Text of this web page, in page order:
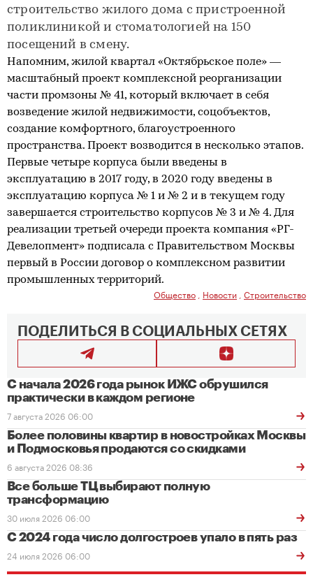
строительство жилого дома с пристроенной
поликлиникой и стоматологией на 150
посещений в смену.
Напомним, жилой квартал «Октябрьское поле» —
масштабный проект комплексной реорганизации
части промзоны № 41, который включает в себя
возведение жилой недвижимости, соцобъектов,
создание комфортного, благоустроенного
пространства. Проект возводится в несколько этапов.
Первые четыре корпуса были введены в
эксплуатацию в 2017 году, в 2020 году введены в
эксплуатацию корпуса № 1 и № 2 и в текущем году
завершается строительство корпусов № 3 и № 4. Для
реализации третьей очереди проекта компания «РГ-
Девелопмент» подписала с Правительством Москвы
первый в России договор о комплексном развитии
промышленных территорий.
Общество Новости Строительство
ПОДЕЛИТЬСЯ В СОЦИАЛЬНЫХ СЕТЯХ
С начала 2026 года рынок ИЖС обрушился
практически в каждом регионе
7 августа 2026 06:00
Более половины квартир в новостройках Москвы
и Подмосковья продаются со скидками
6 августа 2026 08:36
Все больше ТЦ выбирают полную
трансформацию
30 июля 2026 06:00
С 2024 года число долгостроев упало в пять раз
24 июля 2026 06:00